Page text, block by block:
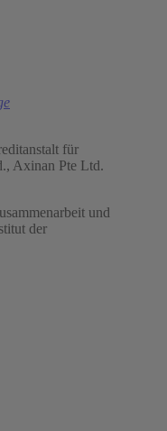
für
Axinan Pte Ltd.
und
der